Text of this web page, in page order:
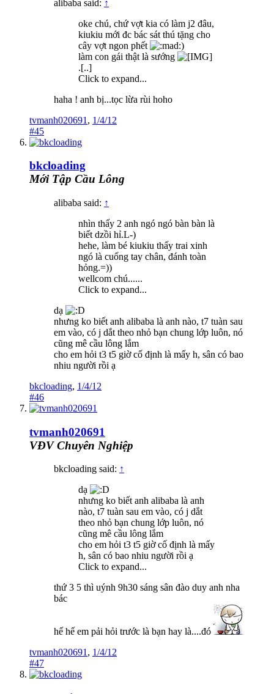
alibaba said: ↑
oke chú, chứ vợt kia có làm j2 đâu,
kiukiu mới đc bác sát thú tặng cho
cây vợt ngon phết
)
làm con gái thật là sướng
.[..]
Click to expand...
haha ! anh bị...tọc lừa rùi hoho
tvmanh020691 , 1/4/12
#45
bkcloading
Mới Tập Cầu Lông
alibaba said: ↑
nhìn thấy 2 anh ngó ngó bàn bàn là
biết dzồi hỉ.L-)
hehe, làm bé kiukiu thấy trai xinh
ngó là cuống tay chân, đánh toàn
hỏng.=))
wellcom chú......
Click to expand...
dạ
nhưng ko biết anh alibaba là anh nào, t7 tuàn sau
em vào, có j dắt theo nhỏ bạn chung lớp luôn, nó
cũng mê cầu lông lắm
cho em hỏi t3 t5 giờ cố định là mấy h, sân có bao
nhiu người rồi ạ
bkcloading, 1/4/12
#46
tvmanh020691
VĐV Chuyên Nghiệp
bkcloading said: ↑
dạ
nhưng ko biết anh alibaba là anh
nào, t7 tuàn sau em vào, có j dắt
theo nhỏ bạn chung lớp luôn, nó
cũng mê cầu lông lắm
cho em hỏi t3 t5 giờ cố định là mấy
h, sân có bao nhiu người rồi ạ
Click to expand...
thứ 3 5 thì uýnh 9h30 sáng sân đào duy anh nha
bác
hế hế em pải hỏi trước là bạn hay là....đó
tvmanh020691 , 1/4/12
#47